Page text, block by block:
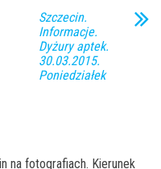
Szczecin.
Informacje.
Dyżury aptek.
30.03.2015.
Poniedziałek
na fotografiach. Kierunek